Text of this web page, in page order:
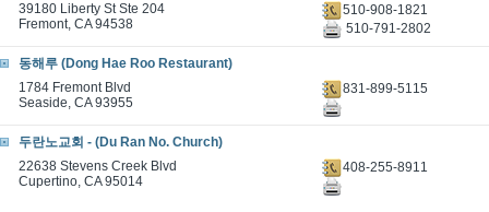
39180 Liberty St Ste 204
Fremont, CA 94538
510-908-1821
510-791-2802
동해루 (Dong Hae Roo Restaurant)
1784 Fremont Blvd
Seaside, CA 93955
831-899-5115
두란노교회 - (Du Ran No. Church)
22638 Stevens Creek Blvd
Cupertino, CA 95014
408-255-8911